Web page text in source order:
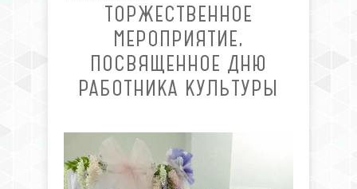
ТОРЖЕСТВЕННОЕ
МЕРОПРИЯТИЕ,
ПОСВЯЩЕННОЕ ДНЮ
РАБОТНИКА КУЛЬТУРЫ